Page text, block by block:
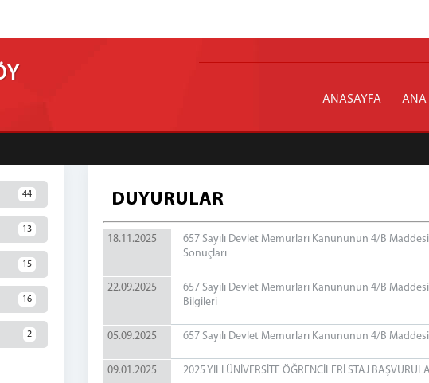
ANASAYFA ANA
44
13
15
16
2
DUYURULAR
18.11.2025
657 Sayılı Devlet Memurları Kanununun 4/B
Sonuçları
22.09.2025
657 Sayılı Devlet Memurları Kanununun 4/B
Bilgileri
05.09.2025 657 Sayılı Devlet Memurları Kanununun 4/B
09.01.2025 2025 YILI ÜNİVERSİTE ÖĞRENCİLERİ STAJ